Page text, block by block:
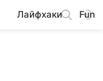
Лайфхаки Fun